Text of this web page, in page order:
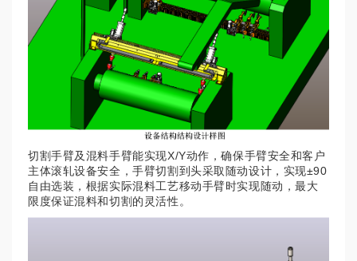
切割手臂及混料手臂能实现X/Y动作，确保手臂安全和客户
主体滚轧设备安全，手臂切割到头采取随动设计，实现±90
自由选装，根据实际混料工艺移动手臂时实现随动，最大
限度保证混料和切割的灵活性。